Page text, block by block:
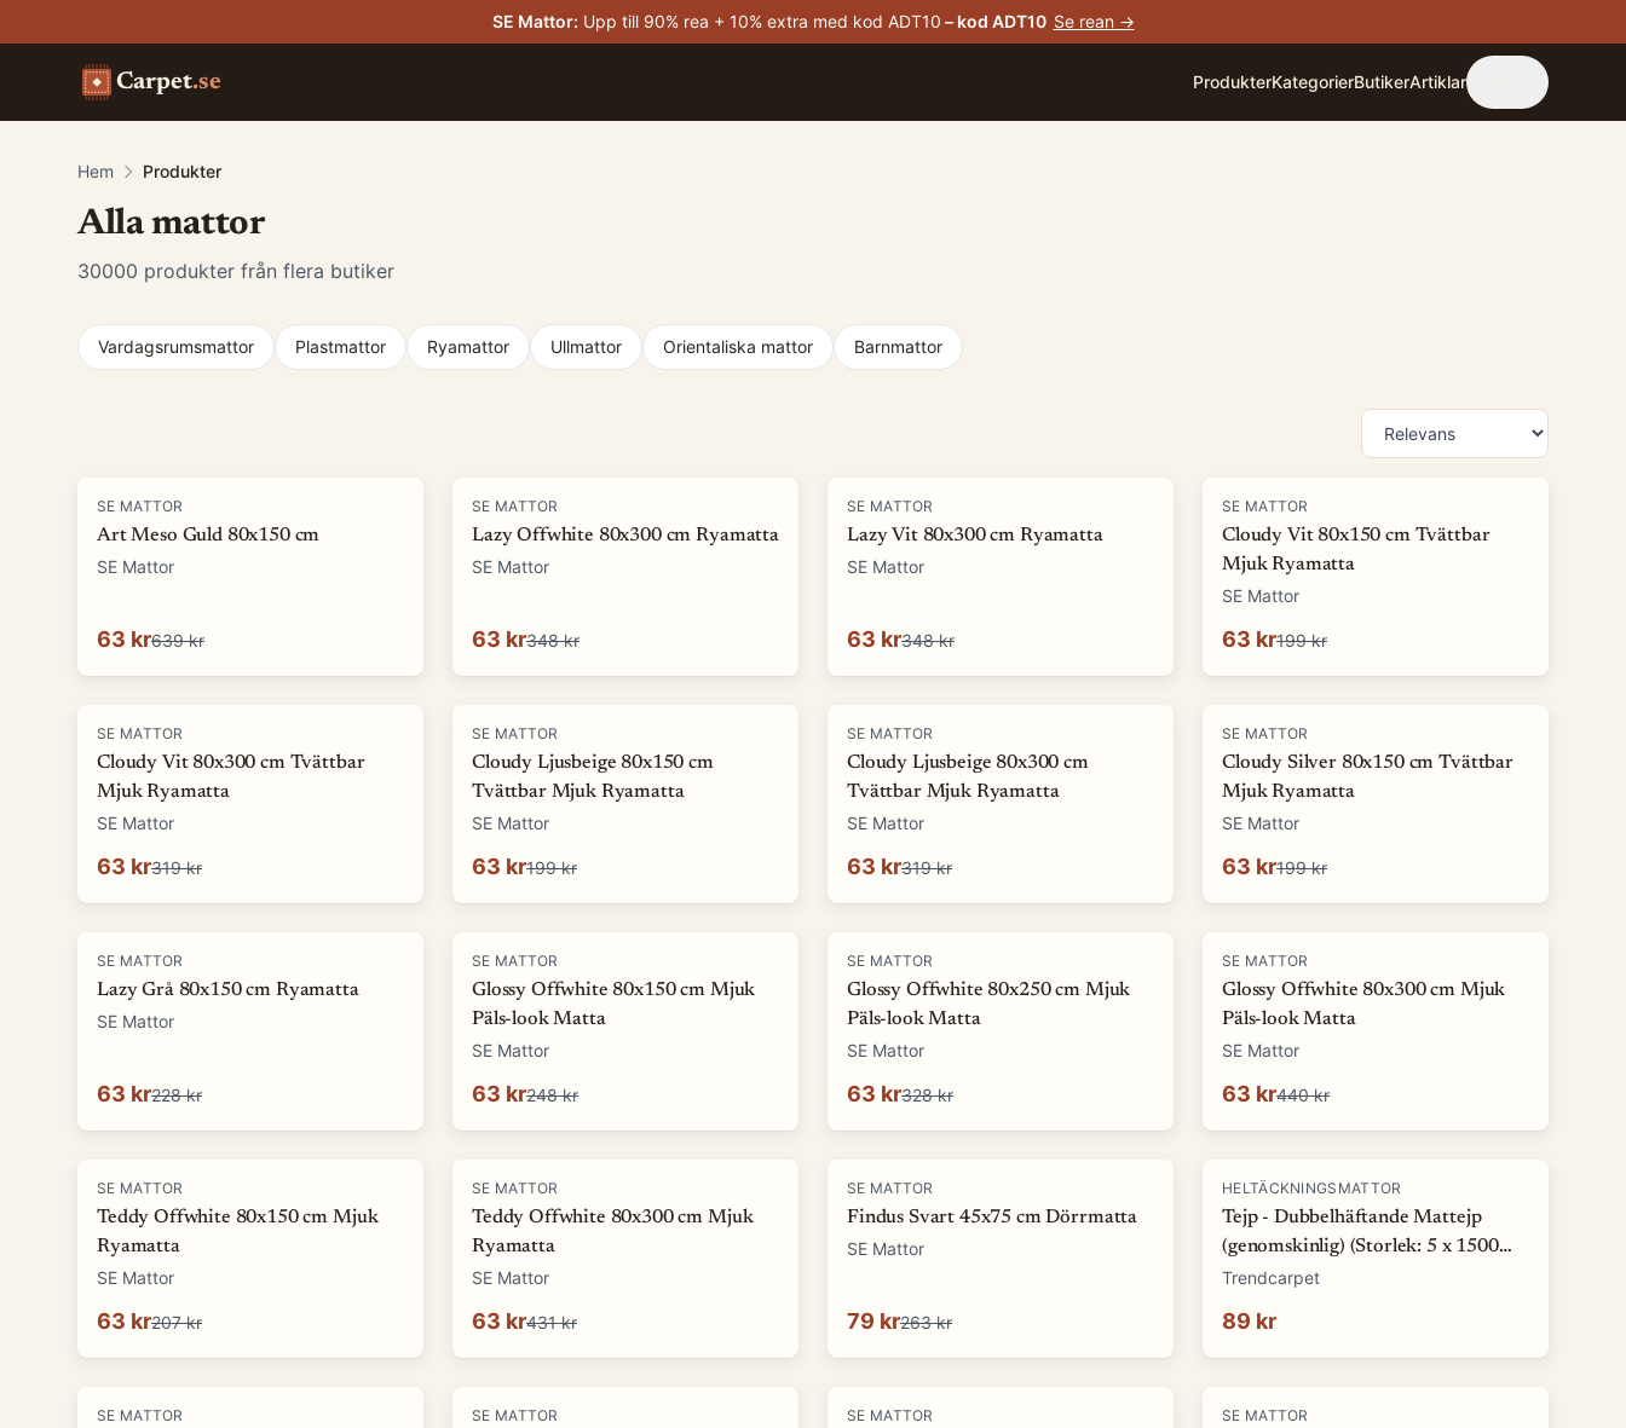
SE Mattor: Upp till 90% rea + 10% extra med kod ADT10 – kod ADT10 Se rean →
Carpet.se ProdukterKategorierButikerArtiklar
Hem Produkter
Alla mattor
30000 produkter från flera butiker
Vardagsrumsmattor Plastmattor Ryamattor Ullmattor Orientaliska mattor Barnmattor
-90%
SE MATTOR
Art Meso Guld 80x150 cm
SE Mattor
63 kr639 kr
-82%
SE MATTOR
Lazy Offwhite 80x300 cm Ryamatta
SE Mattor
63 kr348 kr
-82%
SE MATTOR
Lazy Vit 80x300 cm Ryamatta
SE Mattor
63 kr348 kr
-68%
SE MATTOR
Cloudy Vit 80x150 cm Tvättbar
Mjuk Ryamatta
SE Mattor
63 kr199 kr
-80%
SE MATTOR
Cloudy Vit 80x300 cm Tvättbar
Mjuk Ryamatta
SE Mattor
63 kr319 kr
-68%
SE MATTOR
Cloudy Ljusbeige 80x150 cm
Tvättbar Mjuk Ryamatta
SE Mattor
63 kr199 kr
-80%
SE MATTOR
Cloudy Ljusbeige 80x300 cm
Tvättbar Mjuk Ryamatta
SE Mattor
63 kr319 kr
-68%
SE MATTOR
Cloudy Silver 80x150 cm Tvättbar
Mjuk Ryamatta
SE Mattor
63 kr199 kr
-72 %
SE MATTOR
Lazy Grå 80x150 cm Ryamatta
SE Mattor
63 kr228 kr
-75%
SE MATTOR
Glossy Offwhite 80x150 cm Mjuk
Päls-look Matta
SE Mattor
63 kr248 kr
-81 %
SE MATTOR
Glossy Offwhite 80x250 cm Mjuk
Päls-look Matta
SE Mattor
63 kr328 kr
-86%
SE MATTOR
Glossy Offwhite 80x300 cm Mjuk
Päls-look Matta
SE Mattor
63 kr440 kr
-69%
SE MATTOR
Teddy Offwhite 80x150 cm Mjuk
Ryamatta
SE Mattor
63 kr207 kr
-85%
SE MATTOR
Teddy Offwhite 80x300 cm Mjuk
Ryamatta
SE Mattor
63 kr431 kr
-70%
SE MATTOR
Findus Svart 45x75 cm Dörrmatta
SE Mattor
79 kr263 kr
HELTÄCKNINGSMATTOR
Tejp - Dubbelhäftande Mattejp
(genomskinlig) (Storlek: 5 x 1500
cm)
Trendcarpet
89 kr
-8%
SE MATTOR -67%
SE MATTOR -67%
SE MATTOR -68%
SE MATTOR